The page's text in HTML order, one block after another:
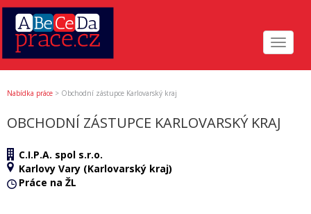
Toggle
Nabídka práce > Obchodní zástupce Karlovarský kraj
OBCHODNÍ ZÁSTUPCE KARLOVARSKÝ KRAJ
C.I.P.A. spol s.r.o.
Karlovy Vary (Karlovarský kraj)
Práce na ŽL